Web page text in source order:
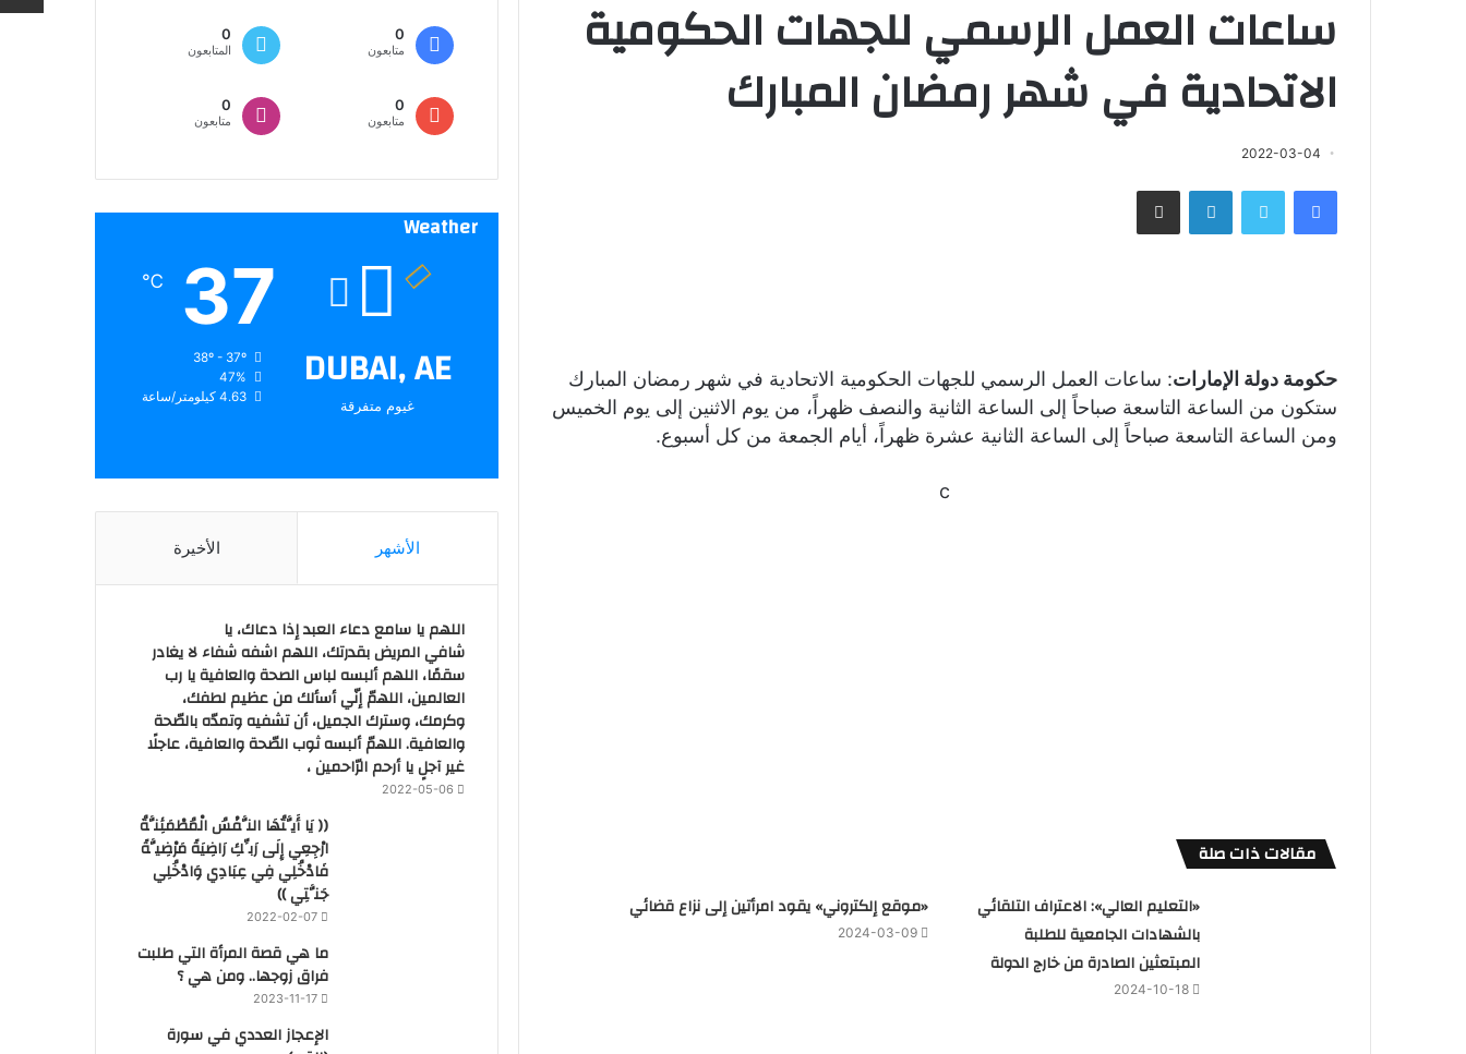
ساعات العمل الرسمي للجهات الحكومية
الاتحادية في ‎شهر رمضان المبارك
2022-03-04
فيسبوك تويتر لينكدإن مشاركة عبر البريد
‏‏حكومة دولة الإمارات
: ساعات العمل الرسمي للجهات الحكومية الاتحادية في ‎شهر رمضان المبارك
ستكون من الساعة التاسعة صباحاً إلى الساعة الثانية والنصف ظهراً، من يوم الاثنين إلى يوم الخميس
ومن الساعة التاسعة صباحاً إلى الساعة الثانية عشرة ظهراً، أيام الجمعة من كل أسبوع.
c
مقالات ذات صلة
«التعليم العالي»: الاعتراف التلقائي
بالشهادات الجامعية للطلبة
المبتعثين الصادرة من خارج الدولة
2024-10-18
«موقع إلكتروني» يقود امرأتين إلى نزاع قضائي
2024-03-09
0
متابعون
0
المتابعون
0
متابعون
0
متابعون
Weather
DUBAI, AE
غيوم متفرقة
37
℃
38º - 37º
47%
4.63 كيلومتر/ساعة
الأشهر الأخيرة
اللهم يا سامع دعاء العبد إذا دعاك، يا
شافي المريض بقدرتك، اللهم اشفه شفاء لا يغادر
سقمًا، اللهم ألبسه لباس الصحة والعافية يا رب
العالمين، اللهمّ إنّي أسألك من عظيم لطفك،
وكرمك، وسترك الجميل، أن تشفيه وتمدّه بالصّحة
والعافية. اللهمّ ألبسه ثوب الصّحة والعافية، عاجلًا
غير آجلٍ يا أرحم الرّاحمين ،
2022-05-06
(( يَا أَيَّتُهَا النَّفْسُ الْمُطْمَئِنَّةُ
ارْجِعِي إِلَى رَبِّكِ رَاضِيَةً مَرْضِيَّةً
فَادْخُلِي فِي عِبَادِي وَادْخُلِي
جَنَّتِي ))
2022-02-07
ما هي قصة المرأة التي طلبت
فراق زوجها.. ومن هي ؟
2023-11-17
‏الإعجاز العددي في سورة